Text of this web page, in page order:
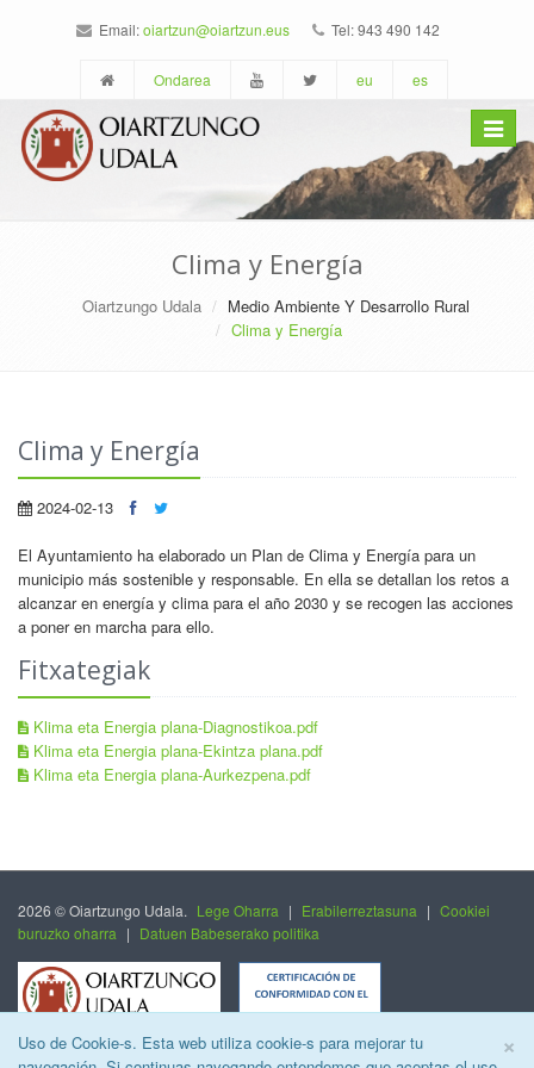
×
Uso de Cookie-s. Esta web utiliza cookie-s para mejorar tu
Email:oiartzun@oiartzun.eus Tel: 943 490 142
Ondarea eu es
Toggle
Clima y Energía
Oiartzungo Udala
Medio Ambiente Y Desarrollo Rural
Clima y Energía
Clima y Energía
2024-02-13
El Ayuntamiento ha elaborado un Plan de Clima y Energía para un
municipio más sostenible y responsable. En ella se detallan los retos a
alcanzar en energía y clima para el año 2030 y se recogen las acciones
a poner en marcha para ello.
Fitxategiak
Klima eta Energia plana-Diagnostikoa.pdf
Klima eta Energia plana-Ekintza plana.pdf
Klima eta Energia plana-Aurkezpena.pdf
2026 © Oiartzungo Udala. Lege Oharra | Erabilerreztasuna | Cookiei
buruzko oharra | Datuen Babeserako politika